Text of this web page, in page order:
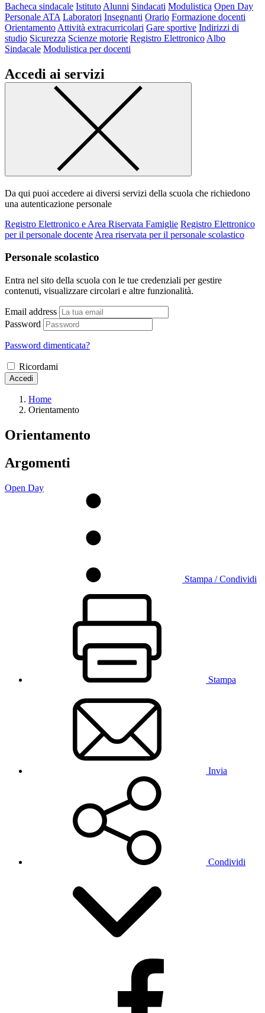
Bacheca sindacale Istituto Alunni Sindacati Modulistica Open Day
Personale ATA Laboratori Insegnanti Orario Formazione docenti
Orientamento Attività extracurricolari Gare sportive Indirizzi di
studio Sicurezza Scienze motorie Registro Elettronico Albo
Sindacale Modulistica per docenti
Accedi ai servizi
Da qui puoi accedere ai diversi servizi della scuola che richiedono
una autenticazione personale
Registro Elettronico e Area Riservata Famiglie Registro Elettronico
per il personale docente Area riservata per il personale scolastico
Personale scolastico
Entra nel sito della scuola con le tue credenziali per gestire
contenuti, visualizzare circolari e altre funzionalità.
Email address
Password
Password dimenticata?
Ricordami
Accedi
Home
Orientamento
Orientamento
Argomenti
Open Day
Stampa / Condividi
Stampa
Invia
Condividi